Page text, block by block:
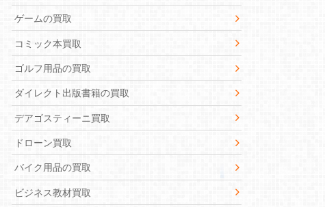
ゲームの買取
コミック本買取
ゴルフ用品の買取
ダイレクト出版書籍の買取
デアゴスティーニ買取
ドローン買取
バイク用品の買取
ビジネス教材買取